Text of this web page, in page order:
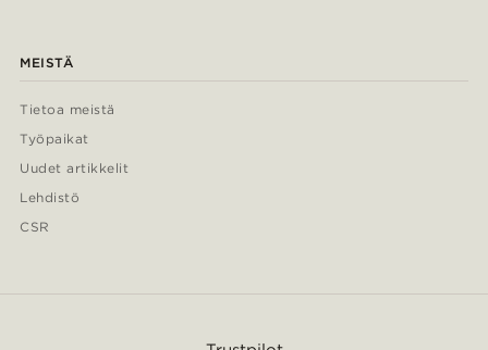
MEISTÄ
Tietoa meistä
Työpaikat
Uudet artikkelit
Lehdistö
CSR